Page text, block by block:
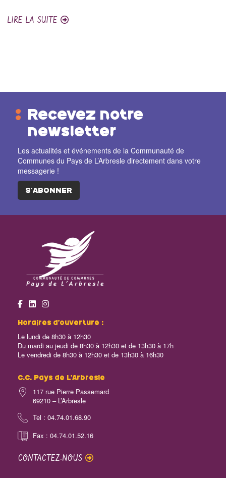
LIRE LA SUITE
Recevez notre
newsletter
Les actualités et événements de la Communauté de
Communes du Pays de L’Arbresle directement dans votre
messagerie !
S'ABONNER
Horaires d’ouverture :
Le lundi de 8h30 à 12h30
Du mardi au jeudi de 8h30 à 12h30 et de 13h30 à 17h
Le vendredi de 8h30 à 12h30 et de 13h30 à 16h30
C.C. Pays de L’Arbresle
117 rue Pierre Passemard
69210 – L’Arbresle
Tel : 04.74.01.68.90
Fax : 04.74.01.52.16
CONTACTEZ-NOUS